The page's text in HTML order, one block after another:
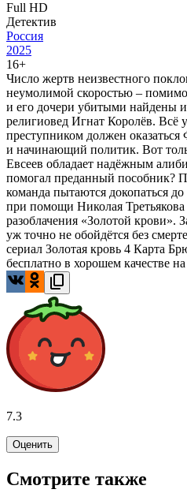
Full HD
Детектив
Россия
2025
16+
Число жертв неизвестного
неумолимой скоростью –
и его дочери убитыми найдены
религиовед Игнат Королёв. Всё
преступником должен оказаться
и начинающий политик. Вот
Евсеев обладает надёжным
помогал преданный пособник?
команда пытаются докопаться
при помощи Николая
разоблачения «Золотой крови».
уж точно не обойдётся без
сериал Золотая кровь 4 Карта
бесплатно в хорошем качестве
7.3
Оценить
Смотрите также